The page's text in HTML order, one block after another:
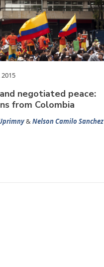
negotiated peace:
from Colombia
&Nelson Camilo Sanchez